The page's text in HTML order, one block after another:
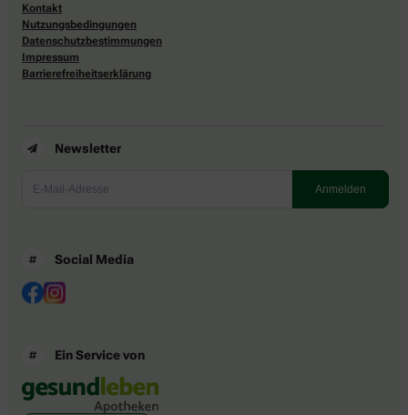
Kontakt
Nutzungsbedingungen
Datenschutzbestimmungen
Impressum
Barrierefreiheitserklärung
Newsletter
Social Media
Ein Service von